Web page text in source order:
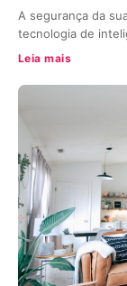
A segurança da
tecnologia de
Leia mais